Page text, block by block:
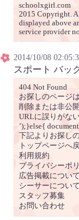
schoolxgirl.com
2015 Copyright.
displayed above
service provider
2014/10/08
スポート バッ
404 Not Found
お探しのページ
削除または非公
URLに誤りがな
’);}else{
下記よりお探し
トップページへ
利用規約
プライバシーポ
広告掲載について
シーサーについて
スタッフ募集
お問い合わせ